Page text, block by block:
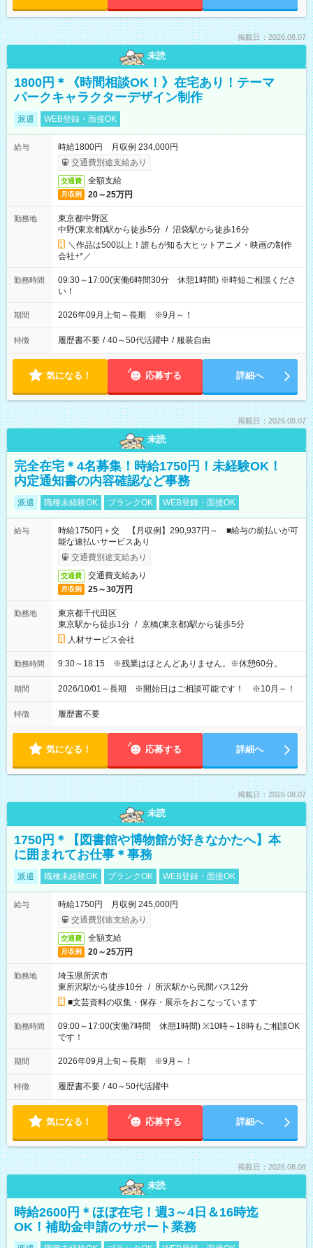
掲載日：2026.08.07
未読
1800円＊《時間相談OK！》在宅あり！テーマ
パークキャラクターデザイン制作
派遣 WEB登録・面接OK
給与
時給1800円 月収例 234,000円
交通費別途支給あり
交通費 全額支給
月収例 20～25万円
勤務地
東京都中野区
中野(東京都)駅から徒歩5分 / 沼袋駅から徒歩16分
＼作品は500以上！誰もが知る大ヒットアニメ・映画の制作
会社+*／
勤務時間
09:30～17:00(実働6時間30分 休憩1時間) ※時短ご相談くださ
い！
期間 2026年09月上旬～長期 ※9月～！
特徴 履歴書不要 / 40～50代活躍中 / 服装自由
気になる！ 応募する 詳細へ
掲載日：2026.08.07
未読
完全在宅＊4名募集！時給1750円！未経験OK！
内定通知書の内容確認など事務
派遣 職種未経験OK ブランクOK WEB登録・面接OK
給与
時給1750円＋交 【月収例】290,937円～ ■給与の前払いが可
能な速払いサービスあり
交通費別途支給あり
交通費 交通費支給あり
月収例 25～30万円
勤務地
東京都千代田区
東京駅から徒歩1分 / 京橋(東京都)駅から徒歩5分
人材サービス会社
勤務時間 9:30～18:15 ※残業はほとんどありません。※休憩60分。
期間 2026/10/01～長期 ※開始日はご相談可能です！ ※10月～！
特徴 履歴書不要
気になる！ 応募する 詳細へ
掲載日：2026.08.07
未読
1750円＊【図書館や博物館が好きなかたへ】本
に囲まれてお仕事＊事務
派遣 職種未経験OK ブランクOK WEB登録・面接OK
給与
時給1750円 月収例 245,000円
交通費別途支給あり
交通費 全額支給
月収例 20～25万円
勤務地
埼玉県所沢市
東所沢駅から徒歩10分 / 所沢駅から民間バス12分
■文芸資料の収集・保存・展示をおこなっています
勤務時間
09:00～17:00(実働7時間 休憩1時間) ※10時～18時もご相談OK
です！
期間 2026年09月上旬～長期 ※9月～！
特徴 履歴書不要 / 40～50代活躍中
気になる！ 応募する 詳細へ
掲載日：2026.08.08
未読
時給2600円＊ほぼ在宅！週3～4日＆16時迄
OK！補助金申請のサポート業務